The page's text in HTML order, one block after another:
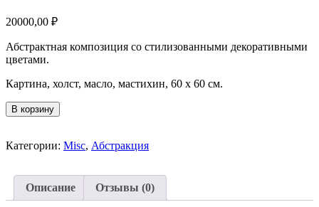
20000,00 ₽
Абстрактная композиция со стилизованными декоративными
цветами.
Картина, холст, масло, мастихин, 60 х 60 см.
Количество
товара
волшебные
В корзину
Категории: Misc, Абстракция
Описание Отзывы (0)